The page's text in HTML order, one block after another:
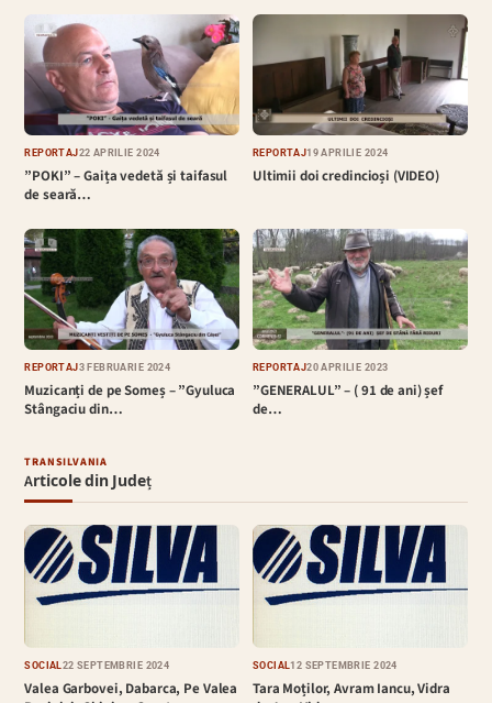
REPORTAJ22 APRILIE 2024
”POKI” – Gaița vedetă și taifasul
de seară…
REPORTAJ19 APRILIE 2024
Ultimii doi credincioși (VIDEO)
REPORTAJ3 FEBRUARIE 2024
Muzicanți de pe Someș – ”Gyuluca
Stângaciu din…
REPORTAJ20 APRILIE 2023
”GENERALUL” – ( 91 de ani) șef
de…
TRANSILVANIA
Articole din Județ
SOCIAL 22 SEPTEMBRIE 2024
Valea Garbovei, Dabarca, Pe Valea
SOCIAL12 SEPTEMBRIE 2024
Tara Moților, Avram Iancu, Vidra